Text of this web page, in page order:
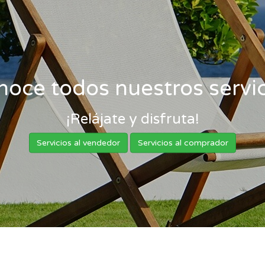
todos nuestros
¡Relájate y disfruta!
Servicios al vendedor Servicios al comprador